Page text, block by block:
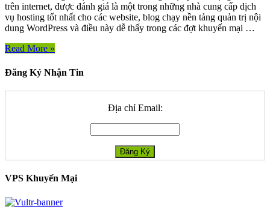
trên internet, được đánh giá là một trong những nhà cung cấp dịch
vụ hosting tốt nhất cho các website, blog chạy nền tảng quản trị nội
dung WordPress và điều này dễ thấy trong các đợt khuyến mại …
Read More »
Đăng Ký Nhận Tin
Địa chỉ Email:
VPS Khuyến Mại